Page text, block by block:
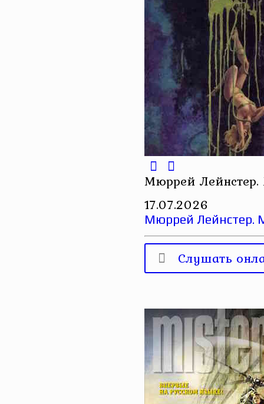
Мюррей Лейнстер.
17.07.2026
Мюррей Лейнстер.
Слушать